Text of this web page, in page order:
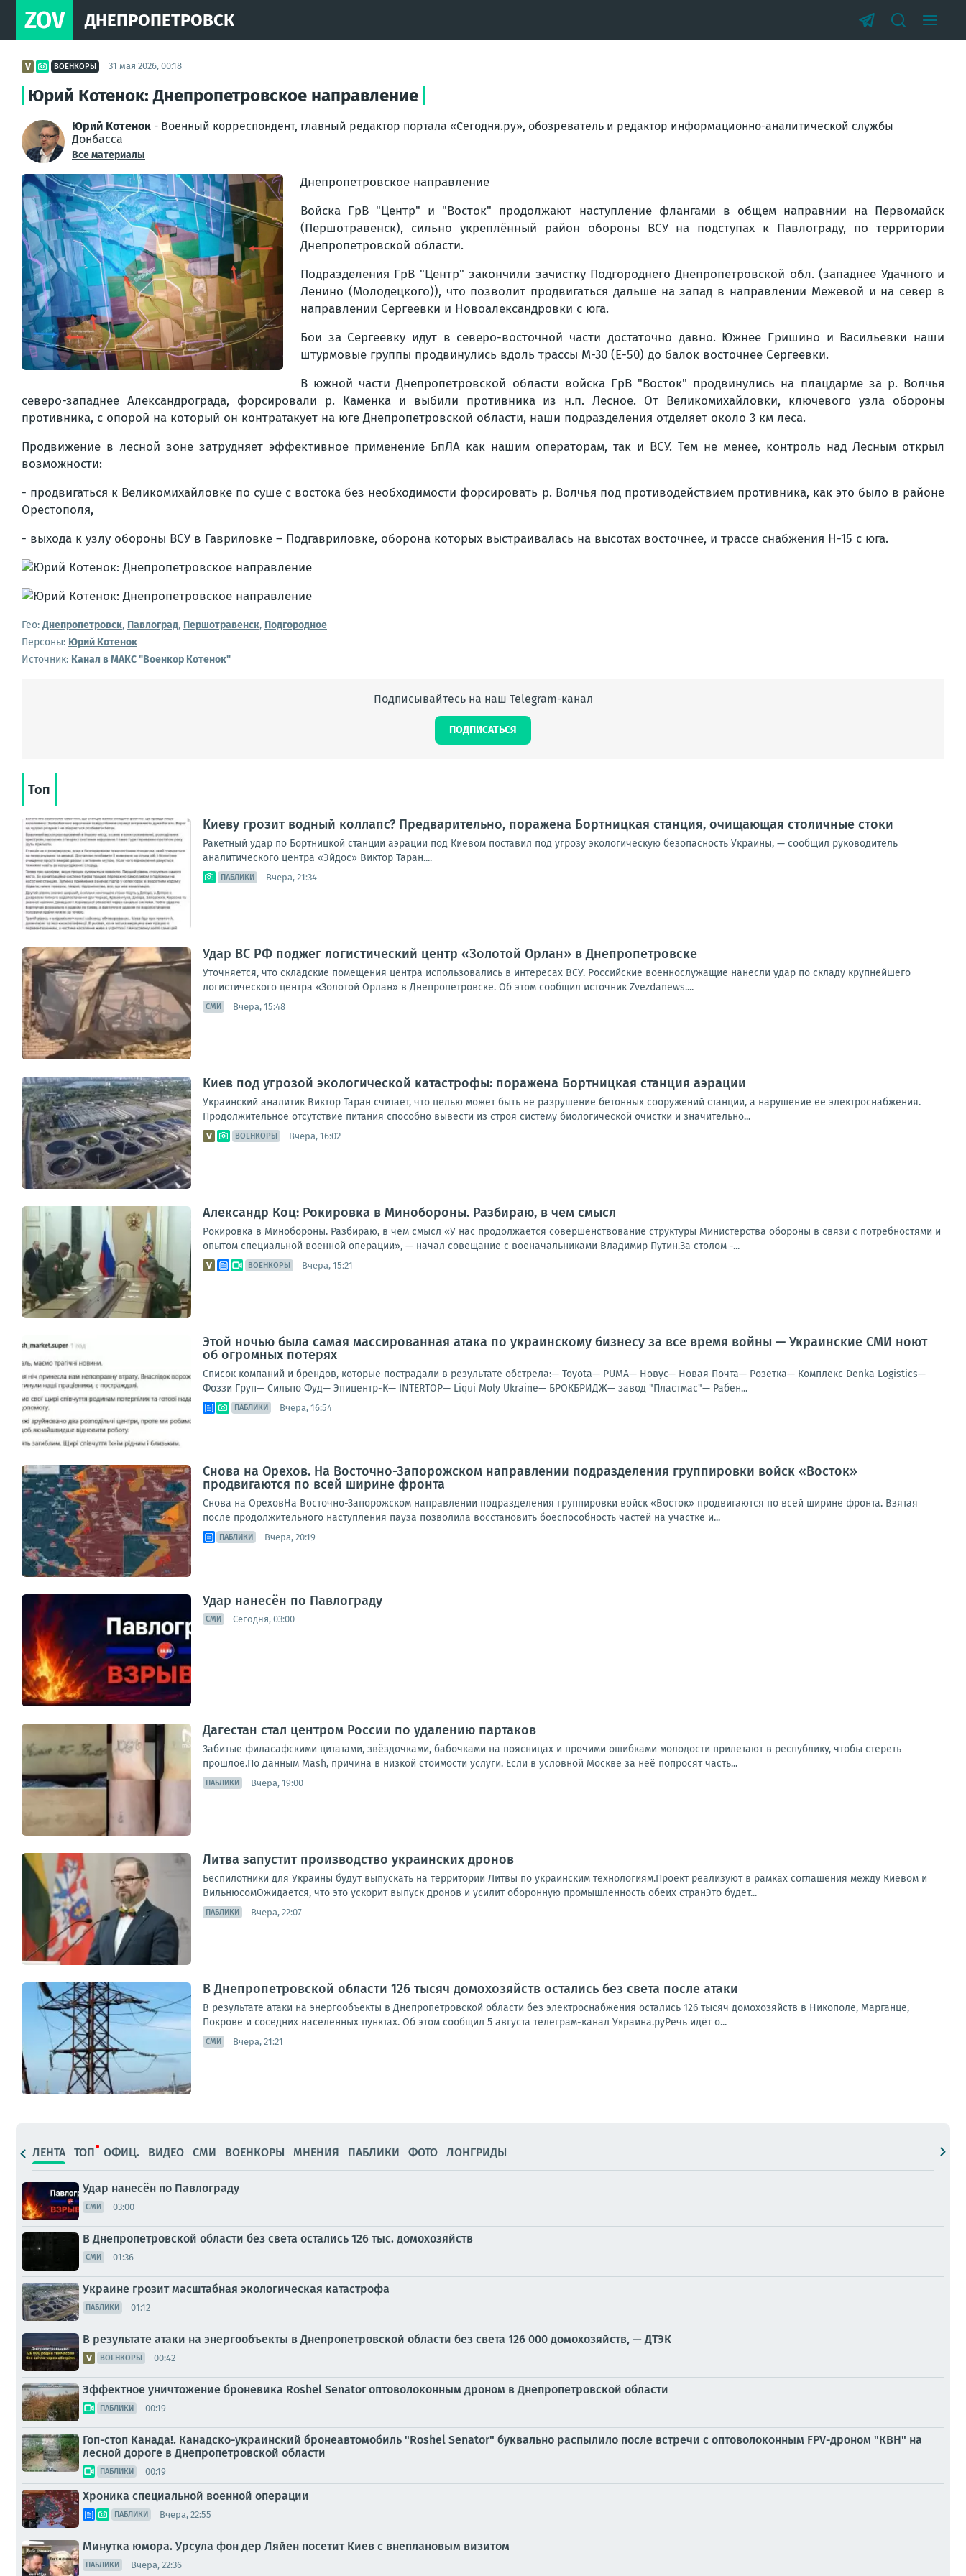
ZOV ДНЕПРОПЕТРОВСК
ВОЕНКОРЫ 31 мая 2026, 00:18
Юрий Котенок: Днепропетровское направление
Юрий Котенок - Военный корреспондент, главный редактор портала «Сегодня.ру», обозреватель и редактор информационно-аналитической службы
Донбасса
Все материалы
Днепропетровское направление
Войска ГрВ "Центр" и "Восток" продолжают наступление флангами в общем направнии на Первомайск
(Першотравенск), сильно укреплённый район обороны ВСУ на подступах к Павлограду, по территории
Днепропетровской области.
Подразделения ГрВ "Центр" закончили зачистку Подгороднего Днепропетровской обл. (западнее Удачного и
Ленино (Молодецкого)), что позволит продвигаться дальше на запад в направлении Межевой и на север в
направлении Сергеевки и Новоалександровки с юга.
Бои за Сергеевку идут в северо-восточной части достаточно давно. Южнее Гришино и Васильевки наши
штурмовые группы продвинулись вдоль трассы М-30 (Е-50) до балок восточнее Сергеевки.
В южной части Днепропетровской области войска ГрВ "Восток" продвинулись на плацдарме за р. Волчья
северо-западнее Александрограда, форсировали р. Каменка и выбили противника из н.п. Лесное. От Великомихайловки, ключевого узла обороны
противника, с опорой на который он контратакует на юге Днепропетровской области, наши подразделения отделяет около 3 км леса.
Продвижение в лесной зоне затрудняет эффективное применение БпЛА как нашим операторам, так и ВСУ. Тем не менее, контроль над Лесным открыл
возможности:
- продвигаться к Великомихайловке по суше с востока без необходимости форсировать р. Волчья под противодействием противника, как это было в районе
Орестополя,
- выхода к узлу обороны ВСУ в Гавриловке – Подгавриловке, оборона которых выстраивалась на высотах восточнее, и трассе снабжения Н-15 с юга.
Гео:Днепропетровск, Павлоград, Першотравенск, Подгородное
Персоны: Юрий Котенок
Источник: Канал в МАКС "Военкор Котенок"
Подписывайтесь на наш Telegram-канал
ПОДПИСАТЬСЯ
Топ
Киеву грозит водный коллапс? Предварительно, поражена Бортницкая станция, очищающая столичные стоки
Ракетный удар по Бортницкой станции аэрации под Киевом поставил под угрозу экологическую безопасность Украины, — сообщил руководитель
аналитического центра «Эйдос» Виктор Таран....
ПАБЛИКИ Вчера, 21:34
Удар ВС РФ поджег логистический центр «Золотой Орлан» в Днепропетровске
Уточняется, что складские помещения центра использовались в интересах ВСУ. Российские военнослужащие нанесли удар по складу крупнейшего
логистического центра «Золотой Орлан» в Днепропетровске. Об этом сообщил источник Zvezdanews....
СМИ Вчера, 15:48
Киев под угрозой экологической катастрофы: поражена Бортницкая станция аэрации
Украинский аналитик Виктор Таран считает, что целью может быть не разрушение бетонных сооружений станции, а нарушение её электроснабжения.
Продолжительное отсутствие питания способно вывести из строя систему биологической очистки и значительно...
ВОЕНКОРЫ Вчера, 16:02
Александр Коц: Рокировка в Минобороны. Разбираю, в чем смысл
Рокировка в Минобороны. Разбираю, в чем смысл «У нас продолжается совершенствование структуры Министерства обороны в связи с потребностями и
опытом специальной военной операции», — начал совещание с военачальниками Владимир Путин.За столом -...
ВОЕНКОРЫ Вчера, 15:21
Этой ночью была самая массированная атака по украинскому бизнесу за все время войны — Украинские СМИ ноют
об огромных потерях
Список компаний и брендов, которые пострадали в результате обстрела:— Toyota— PUMA— Новус— Новая Почта— Розетка— Комплекс Denka Logistics—
Фоззи Груп— Сильпо Фуд— Эпицентр-К— INTERTOP— Liqui Moly Ukraine— БРОКБРИДЖ— завод "Пластмас"— Рабен...
ПАБЛИКИ Вчера, 16:54
Снова на Орехов. На Восточно-Запорожском направлении подразделения группировки войск «Восток»
продвигаются по всей ширине фронта
Снова на ОреховНа Восточно-Запорожском направлении подразделения группировки войск «Восток» продвигаются по всей ширине фронта. Взятая
после продолжительного наступления пауза позволила восстановить боеспособность частей на участке и...
ПАБЛИКИ Вчера, 20:19
Удар нанесён по Павлограду
СМИ Сегодня, 03:00
Дагестан стал центром России по удалению партаков
Забитые филасафскими цитатами, звёздочками, бабочками на поясницах и прочими ошибками молодости прилетают в республику, чтобы стереть
прошлое.По данным Mash, причина в низкой стоимости услуги. Если в условной Москве за неё попросят часть...
ПАБЛИКИ Вчера, 19:00
Литва запустит производство украинских дронов
Беспилотники для Украины будут выпускать на территории Литвы по украинским технологиям.Проект реализуют в рамках соглашения между Киевом и
ВильнюсомОжидается, что это ускорит выпуск дронов и усилит оборонную промышленность обеих странЭто будет...
ПАБЛИКИ Вчера, 22:07
В Днепропетровской области 126 тысяч домохозяйств остались без света после атаки
В результате атаки на энергообъекты в Днепропетровской области без электроснабжения остались 126 тысяч домохозяйств в Никополе, Марганце,
Покрове и соседних населённых пунктах. Об этом сообщил 5 августа телеграм-канал Украина.руРечь идёт о...
СМИ Вчера, 21:21
ЛЕНТА ТОП ОФИЦ. ВИДЕО СМИ ВОЕНКОРЫ МНЕНИЯ ПАБЛИКИ ФОТО ЛОНГРИДЫ
Удар нанесён по Павлограду
СМИ 03:00
В Днепропетровской области без света остались 126 тыс. домохозяйств
СМИ 01:36
Украине грозит масштабная экологическая катастрофа
ПАБЛИКИ 01:12
В результате атаки на энергообъекты в Днепропетровской области без света 126 000 домохозяйств, — ДТЭК
ВОЕНКОРЫ 00:42
Эффектное уничтожение броневика Roshel Senator оптоволоконным дроном в Днепропетровской области
ПАБЛИКИ 00:19
Гоп-стоп Канада!. Канадско-украинский бронеавтомобиль "Roshel Senator" буквально распылило после встречи с оптоволоконным FPV-дроном "КВН" на
лесной дороге в Днепропетровской области
ПАБЛИКИ 00:19
Хроника специальной военной операции
ПАБЛИКИ Вчера, 22:55
Минутка юмора. Урсула фон дер Ляйен посетит Киев с внеплановым визитом
ПАБЛИКИ Вчера, 22:36